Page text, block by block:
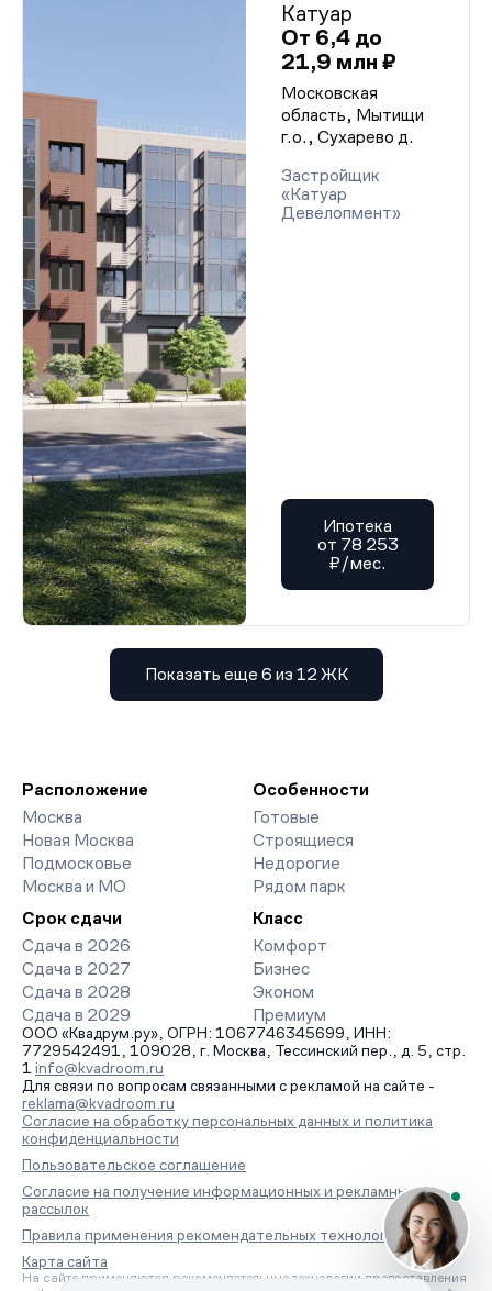
Катуар
От 6,4 до
21,9 млн ₽
Московская
область, Мытищи
г.о., Сухарево д.
Застройщик
«Катуар
Девелопмент»
Ипотека
от 78 253
₽/мес.
Показать еще 6 из 12 ЖК
Расположение
Москва
Новая Москва
Подмосковье
Москва и МО
Особенности
Готовые
Строящиеся
Недорогие
Рядом парк
Срок сдачи
Сдача в 2026
Сдача в 2027
Сдача в 2028
Сдача в 2029
Класс
Комфорт
Бизнес
Эконом
Премиум
ООО «Квадрум.ру», ОГРН: 1067746345699, ИНН:
7729542491, 109028, г. Москва, Тессинский пер., д. 5, стр.
1 info@kvadroom.ru
Для связи по вопросам связанными с рекламой на сайте -
reklama@kvadroom.ru
Согласие на обработку персональных данных и политика
конфиденциальности
Пользовательское соглашение
Согласие на получение информационных и рекламных
рассылок
Правила применения рекомендательных технологий
Карта сайта
На сайте применяются рекомендательные технологии предоставления